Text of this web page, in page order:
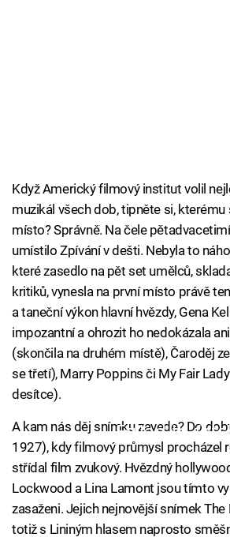
Když Americký filmový institut volil
muzikál všech dob, tipněte si,
místo? Správně. Na čele
umístilo Zpívání v dešti. Nebyla to
které zasedlo na pět set umělců,
kritiků, vynesla na první místo právě
a taneční výkon hlavní hvězdy, Gena
impozantní a ohrozit ho nedokázala
(skončila na druhém místě), Čaroděj
se třetí), Marry Poppins či My Fair
desítce).
Failed to
A kam nás děj snímku zavede? Do
1927), kdy filmový průmysl procházel
střídal film zvukový. Hvězdný
Lockwood a Lina Lamont jsou tímto
zasaženi. Jejich nejnovější snímek The
totiž s Lininým hlasem naprosto